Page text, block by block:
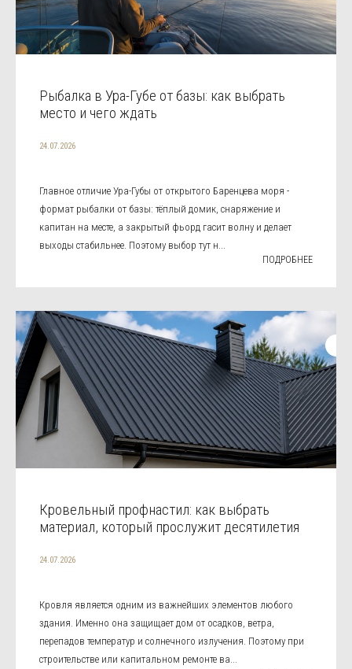
Рыбалка в Ура-Губе от базы: как выбрать
место и чего ждать
24.07.2026
Главное отличие Ура-Губы от открытого Баренцева моря -
формат рыбалки от базы: тёплый домик, снаряжение и
капитан на месте, а закрытый фьорд гасит волну и делает
выходы стабильнее. Поэтому выбор тут н...
ПОДРОБНЕЕ
Кровельный профнастил: как выбрать
материал, который прослужит десятилетия
24.07.2026
Кровля является одним из важнейших элементов любого
здания. Именно она защищает дом от осадков, ветра,
перепадов температур и солнечного излучения. Поэтому при
строительстве или капитальном ремонте ва...